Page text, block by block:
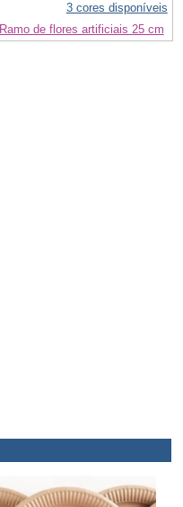
3 cores disponíveis
Ramo de flores artificiais 25 cm